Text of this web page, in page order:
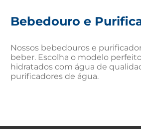
Bebedouro e
Nossos bebedouros e
beber. Escolha o modelo
hidratados com água de
purificadores de água.